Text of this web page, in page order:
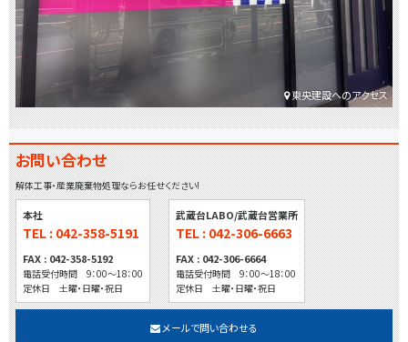
東央建設へのアクセス
お問い合わせ
解体工事・産業廃棄物処理ならお任せください!
本社
TEL : 042-358-5191
FAX : 042-358-5192
電話受付時間 9：00～18：00
定休日 土曜・日曜・祝日
武蔵台LABO/武蔵台営業所
TEL : 042-306-6663
FAX : 042-306-6664
電話受付時間 9：00～18：00
定休日 土曜・日曜・祝日
メールで問い合わせる